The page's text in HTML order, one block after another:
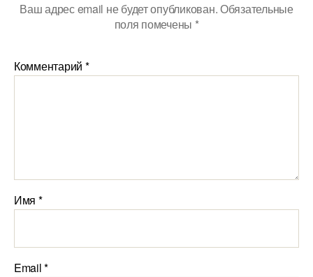
Ваш адрес email не будет опубликован.Обязательные
поля помечены *
Комментарий *
Имя *
Email*